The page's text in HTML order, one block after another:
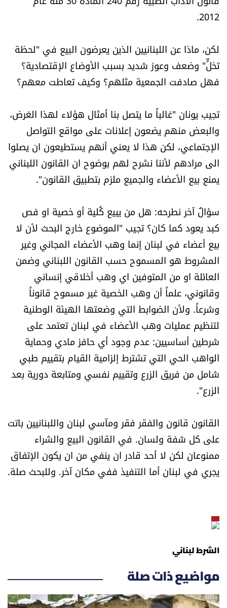
2012.
لكن، ماذا عن اللبنانيين الذين يعرضون البيع في "لحظة
تخلٍّ" وضعف وعوز شديد بسبب الأوضاع الإقتصادية؟
فهل صادفت الجمعية مثلهم؟ وكيف تعاطت معهم؟
تجيب يونان "غالباً ما يتصل بنا أمثال هؤلاء لهذا الغرض،
والبعض منهم يضعون إعلانات على مواقع التواصل
الإجتماعي، لكن هذا لا يعني أنهم يستطيعون ان يصلوا
الى مرادهم لأننا نشرح لهم بوضوح ان القانون اللبناني
يمنع بيع الأعضاء والجميع ملزم بتطبيق القانون".
سؤالٌ آخر نطرحه: هل من يبيع كُلية أو خصية او فص
كبد يعود كما كان؟ تجيب "الموضوع خارج البحث لأن لا
بيع أعضاء في لبنان إنما وهب الأعضاء المجاني وغير
المشروط هو المسموح حسب القانون اللبناني وضمن
العائلة او من المتوفين اي وهب أخلاقي إنساني
وقانوني، علماً أن وهب الخصية غير مسموح قانوناً
وشرعاً. ولأن الضوابط التي وضعتها الهيئة الوطنية
لتنظيم عمليات وهب الأعضاء في لبنان تعتمد على
شرطين أساسيين: عدم وجود أي حافز مادي وحماية
الواهب الحي التي تشترط إلزامية القيام بتقييم طبي
شامل من فريق الزرع وتقييم نفسي ومتابعة دورية بعد
الزرع".
القانون قانون والفقر فقر ومآسي لبنان واللبنانيين باتت
على كل شفة ولسان. في القانون البيع والشراء
ممنوعان لكن لا أحد قادر ان ينفي من ان يكون الإتفاق
يجري في لبنان أما التنفيذ ففي مكان آخر. وللبحث صلة.
الشرط لبناني
مواضيع ذات صلة